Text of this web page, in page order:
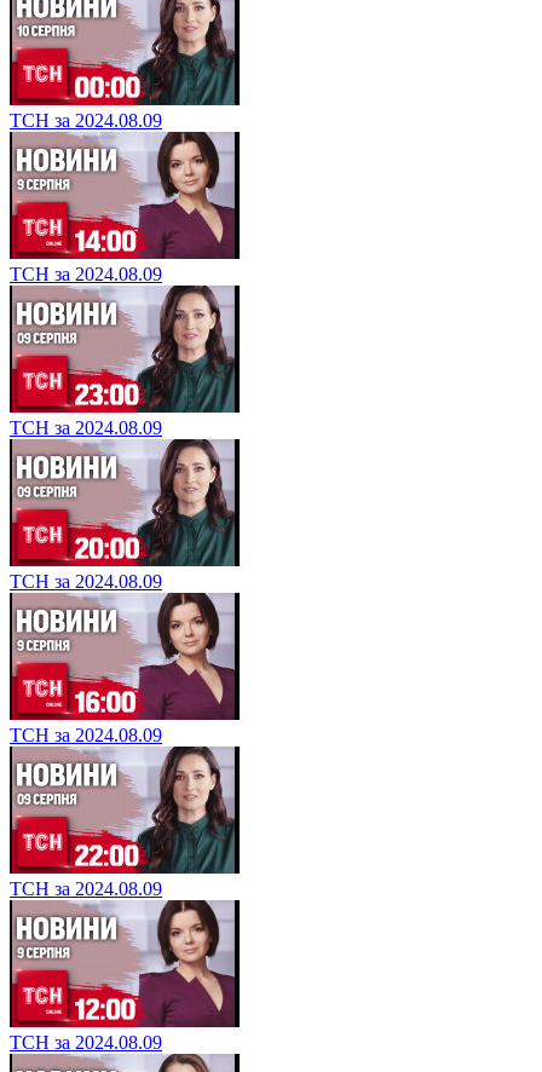
ТСН за 2024.08.09
ТСН за 2024.08.09
ТСН за 2024.08.09
ТСН за 2024.08.09
ТСН за 2024.08.09
ТСН за 2024.08.09
ТСН за 2024.08.09